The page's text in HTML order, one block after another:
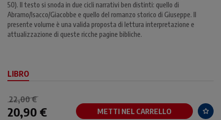
50). Il testo si snoda in due cicli narrativi ben distinti: quello di
Abramo/Isacco/Giacobbe e quello del romanzo storico di Giuseppe. Il
presente volume è una valida proposta di lettura interpretazione e
attualizzazione di queste ricche pagine bibliche.
LIBRO
22,00 €
20,90 € METTI NEL CARRELLO